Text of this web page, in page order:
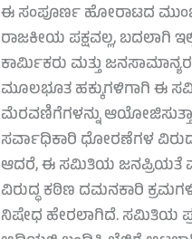
ಈ ಸಂಪೂರ್ಣ ಹೋರಾಟದ
ರಾಜಕೀಯ ಪಕ್ಷವಲ್ಲ, ಬದಲಾಗಿ
ಕಾರ್ಮಿಕರು ಮತ್ತು
ಮೂಲಭೂತ ಹಕ್ಕುಗಳಿಗಾಗಿ ಈ
ಮೆರವಣಿಗೆಗಳನ್ನು
ಸರ್ವಾಧಿಕಾರಿ ಧೋರಣೆಗಳ
ಆದರೆ, ಈ ಸಮಿತಿಯ ಜನಪ್ರಿಯತೆ
ವಿರುದ್ಧ ಕಠಿಣ ದಮನಕಾರಿ
ನಿಷೇಧ ಹೇರಲಾಗಿದೆ. ಸಮಿತಿಯ